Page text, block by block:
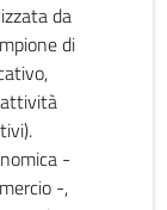
da
di
-
-,